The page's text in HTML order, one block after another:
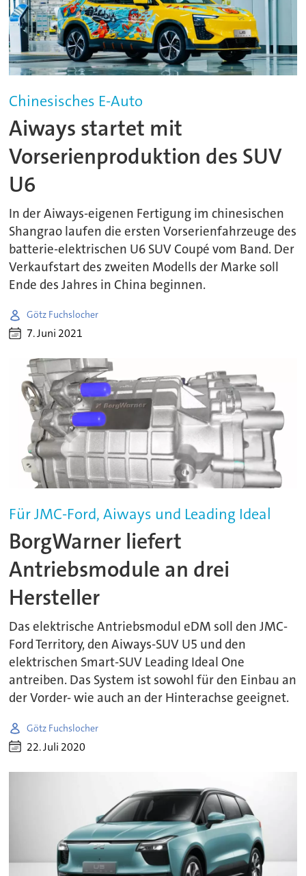
Chinesisches E-Auto
Aiways startet mit
Vorserienproduktion des SUV
U6
In der Aiways-eigenen Fertigung im chinesischen
Shangrao laufen die ersten Vorserienfahrzeuge des
batterie-elektrischen U6 SUV Coupé vom Band. Der
Verkaufstart des zweiten Modells der Marke soll
Ende des Jahres in China beginnen.
Götz Fuchslocher
7. Juni 2021
Für JMC-Ford, Aiways und Leading Ideal
BorgWarner liefert
Antriebsmodule an drei
Hersteller
Das elektrische Antriebsmodul eDM soll den JMC-
Ford Territory, den Aiways-SUV U5 und den
elektrischen Smart-SUV Leading Ideal One
antreiben. Das System ist sowohl für den Einbau an
der Vorder- wie auch an der Hinterachse geeignet.
Götz Fuchslocher
22. Juli 2020